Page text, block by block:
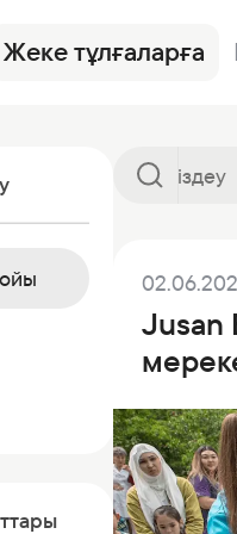
Жеке тұлғаларға
Валюталар
Тарифтер
Ösim
Банкинг
Басқа
Аудармалар
Депозиттер
Дебеттік
Сейфтер
Коммерциялық
Jusan